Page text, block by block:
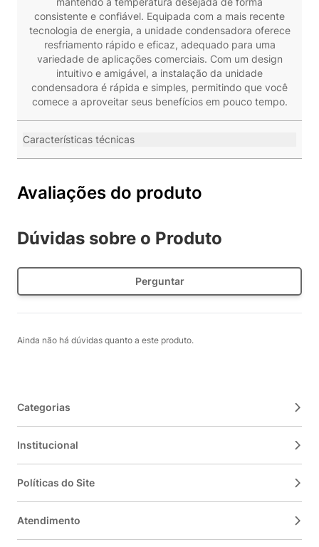
consistente e confiável. Equipada com a mais recente
tecnologia de energia, a unidade condensadora oferece
resfriamento rápido e eficaz, adequado para uma
variedade de aplicações comerciais. Com um design
intuitivo e amigável, a instalação da unidade
condensadora é rápida e simples, permitindo que você
comece a aproveitar seus benefícios em pouco tempo.
Características técnicas
Avaliações do produto
Dúvidas sobre o Produto
Perguntar
Ainda não há dúvidas quanto a este produto.
Categorias
Institucional
Políticas do Site
Atendimento